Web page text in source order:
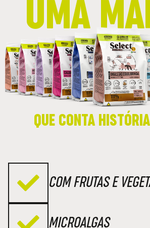
UMA
QUE CONTA
COM FRUTAS E
MICROALGAS